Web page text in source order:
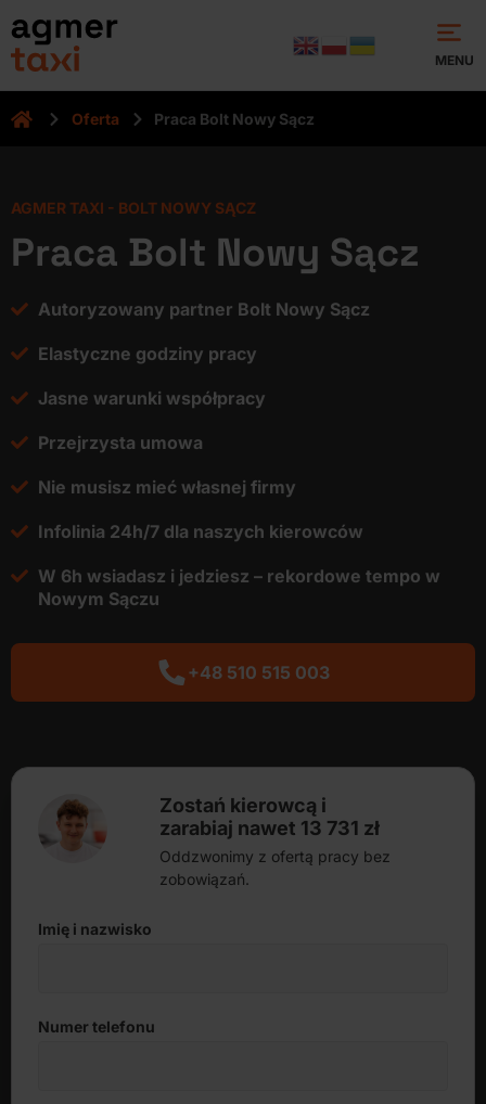
MENU
. Oferta Praca Bolt Nowy Sącz
AGMER TAXI - BOLT NOWY SĄCZ
Praca Bolt Nowy Sącz
Autoryzowany partner Bolt Nowy Sącz
Elastyczne godziny pracy
Jasne warunki współpracy
Przejrzysta umowa
Nie musisz mieć własnej firmy
Infolinia 24h/7 dla naszych kierowców
W 6h wsiadasz i jedziesz – rekordowe tempo w
Nowym Sączu
+48 510 515 003
Zostań kierowcą i
zarabiaj nawet 13 731 zł
Oddzwonimy z ofertą pracy bez
zobowiązań.
Imię i nazwisko
Numer telefonu